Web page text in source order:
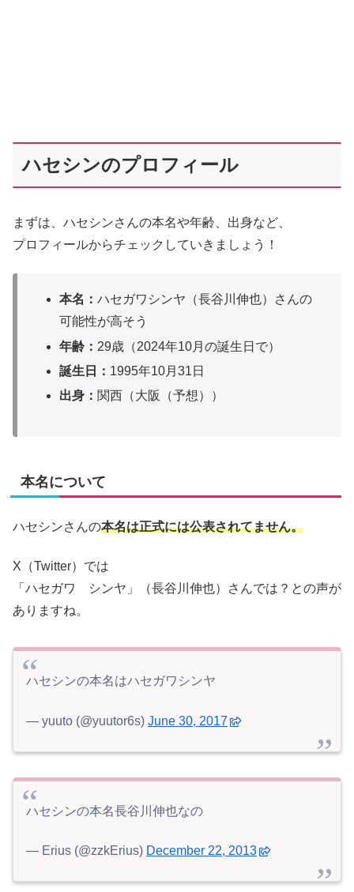
ハセシンのプロフィール
まずは、ハセシンさんの本名や年齢、出身など、
プロフィールからチェックしていきましょう！
本名：ハセガワシンヤ（長谷川伸也）さんの
可能性が高そう
年齢： 29歳（2024年10月の誕生日で）
誕生日： 1995年10月31日
出身： 関西（大阪（予想））
本名について
ハセシンさんの本名は正式には公表されてません。
X（Twitter）では
「ハセガワ シンヤ」（長谷川伸也）さんでは？との声が
ありますね。
ハセシンの本名はハセガワシンヤ
— yuuto (@yuutor6s) June 30, 2017
ハセシンの本名長谷川伸也なの
— Erius (@zzkErius) December 22, 2013